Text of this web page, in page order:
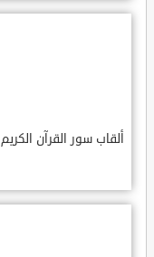
ألقاب سور القرآن الكريم